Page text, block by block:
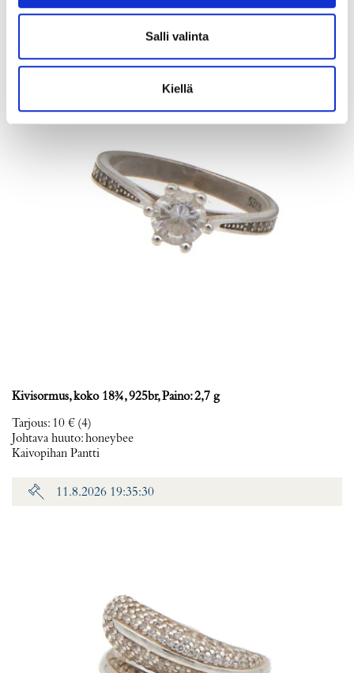
Salli valinta
Kiellä
11.8.2026 19:25:30
Kivisormus, koko 18¾, 925br, Paino: 2,7 g
Tarjous: 10 € (4)
Johtava huuto:honeybee
Kaivopihan Pantti
11.8.2026 19:35:30